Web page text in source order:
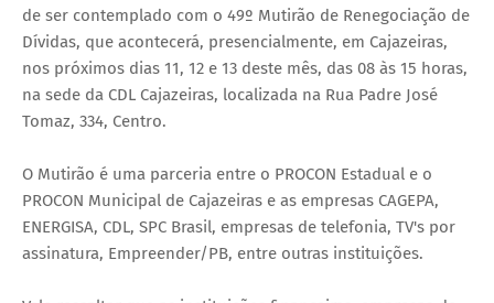
de ser contemplado com o 49º Mutirão de Renegociação de
Dívidas, que acontecerá, presencialmente, em Cajazeiras,
nos próximos dias 11, 12 e 13 deste mês, das 08 às 15 horas,
na sede da CDL Cajazeiras, localizada na Rua Padre José
Tomaz, 334, Centro.
O Mutirão é uma parceria entre o PROCON Estadual e o
PROCON Municipal de Cajazeiras e as empresas CAGEPA,
ENERGISA, CDL, SPC Brasil, empresas de telefonia, TV's por
assinatura, Empreender/PB, entre outras instituições.